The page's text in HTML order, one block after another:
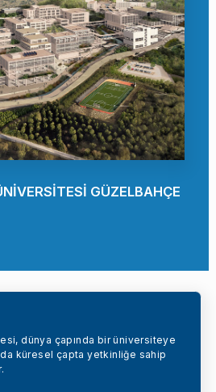
GÜZELBAHÇE
dünya çapında bir üniversiteye
küresel çapta yetkinliğe sahip